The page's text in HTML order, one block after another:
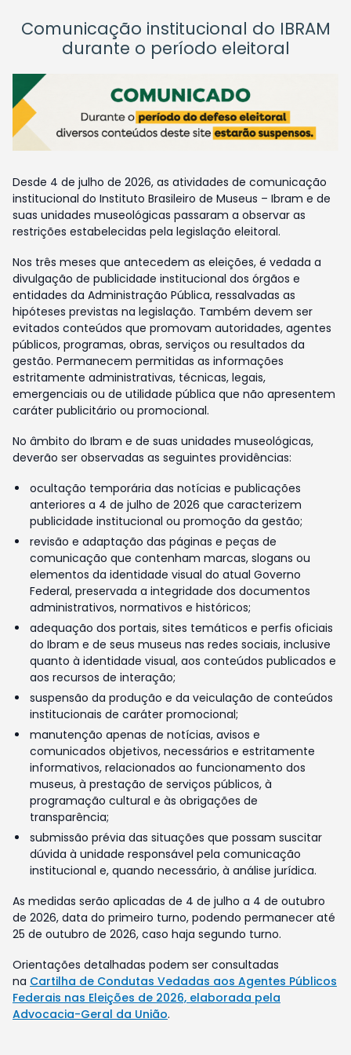
Comunicação institucional do IBRAM
durante o período eleitoral
Desde 4 de julho de 2026, as atividades de comunicação
institucional do Instituto Brasileiro de Museus – Ibram e de
suas unidades museológicas passaram a observar as
restrições estabelecidas pela legislação eleitoral.
Nos três meses que antecedem as eleições, é vedada a
divulgação de publicidade institucional dos órgãos e
entidades da Administração Pública, ressalvadas as
hipóteses previstas na legislação. Também devem ser
evitados conteúdos que promovam autoridades, agentes
públicos, programas, obras, serviços ou resultados da
gestão. Permanecem permitidas as informações
estritamente administrativas, técnicas, legais,
emergenciais ou de utilidade pública que não apresentem
caráter publicitário ou promocional.
No âmbito do Ibram e de suas unidades museológicas,
deverão ser observadas as seguintes providências:
ocultação temporária das notícias e publicações
anteriores a 4 de julho de 2026 que caracterizem
publicidade institucional ou promoção da gestão;
revisão e adaptação das páginas e peças de
comunicação que contenham marcas, slogans ou
elementos da identidade visual do atual Governo
Federal, preservada a integridade dos documentos
administrativos, normativos e históricos;
adequação dos portais, sites temáticos e perfis oficiais
do Ibram e de seus museus nas redes sociais, inclusive
quanto à identidade visual, aos conteúdos publicados e
aos recursos de interação;
suspensão da produção e da veiculação de conteúdos
institucionais de caráter promocional;
manutenção apenas de notícias, avisos e
comunicados objetivos, necessários e estritamente
informativos, relacionados ao funcionamento dos
museus, à prestação de serviços públicos, à
programação cultural e às obrigações de
transparência;
submissão prévia das situações que possam suscitar
dúvida à unidade responsável pela comunicação
institucional e, quando necessário, à análise jurídica.
As medidas serão aplicadas de 4 de julho a 4 de outubro
de 2026, data do primeiro turno, podendo permanecer até
25 de outubro de 2026, caso haja segundo turno.
Orientações detalhadas podem ser consultadas
na Cartilha de Condutas Vedadas aos Agentes Públicos
Federais nas Eleições de 2026, elaborada pela
Advocacia-Geral da União.